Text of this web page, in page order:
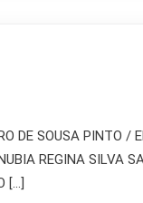
DE SOUSA PINTO /
REGINA SILVA
[…]